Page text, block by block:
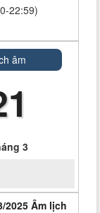
22:59)
âm
3
2025 Âm lịch